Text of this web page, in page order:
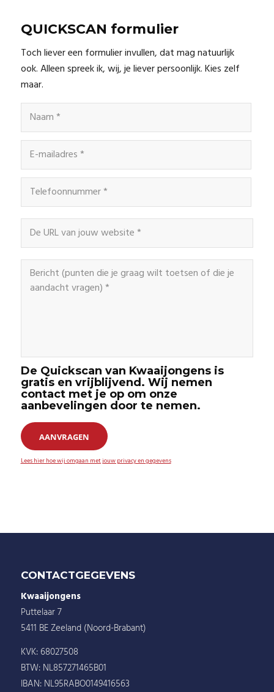
QUICKSCAN formulier
Toch liever een formulier invullen, dat mag natuurlijk
ook. Alleen spreek ik, wij, je liever persoonlijk. Kies zelf
maar.
mailadres *
De Quickscan van Kwaaijongens is
gratis en vrijblijvend. Wij nemen
contact met je op om onze
aanbevelingen door te nemen.
AANVRAGEN
Lees hier hoe wij omgaan met jouw privacy en gegevens
CONTACTGEGEVENS
Kwaaijongens
Puttelaar 7
5411 BE Zeeland (Noord-Brabant)
KVK: 68027508
BTW: NL857271465B01
IBAN: NL95RABO0149416563